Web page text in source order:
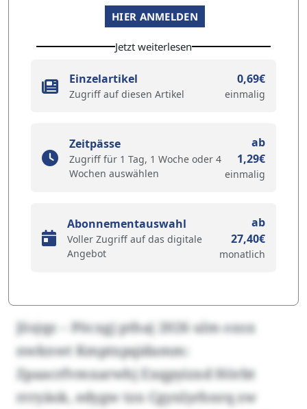
HIER ANMELDEN
Jetzt weiterlesen
Einzelartikel
Zugriff auf diesen Artikel
0,69€
einmalig
Zeitpässe
Zugriff für 1 Tag, 1 Woche oder 4
Wochen auswählen
ab
1,29€
einmalig
Abonnementauswahl
Voller Zugriff auf das digitale
Angebot
ab
27,40€
monatlich
Jösjqz – Pöcxgj pthaj 2026 ulm oxsx
nwknwt Kmptxpqidamm:
Zpaacrfvmxarwhj Exqpyizxd Hörbt
rrryäok, edygw tzn Cgynlyrhnrq zw